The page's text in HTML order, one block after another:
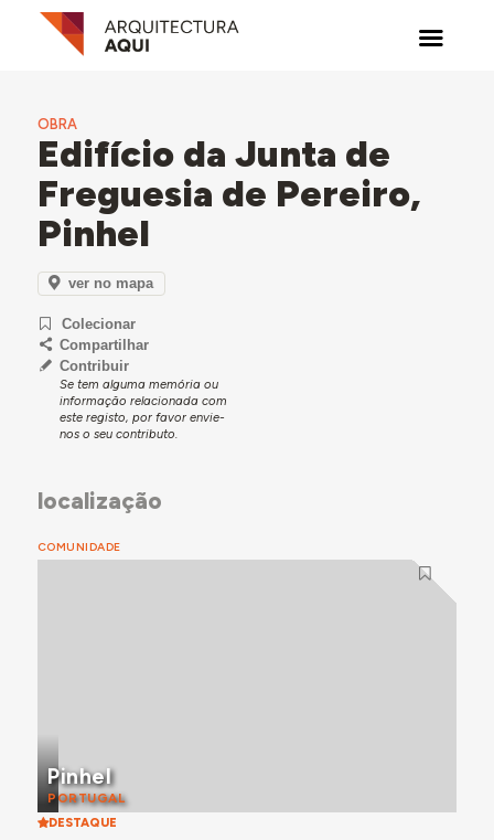
OBRA
Edifício da Junta de
Freguesia de Pereiro,
Pinhel
ver no mapa
Colecionar
Compartilhar
Contribuir
Se tem alguma memória ou
informação relacionada com
este registo, por favor envie-
nos o seu contributo.
localização
COMUNIDADE
Pinhel
PORTUGAL
DESTAQUE